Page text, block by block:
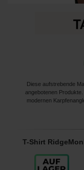
Diese aufstrebende
angebotenen
modernen
T-Shirt